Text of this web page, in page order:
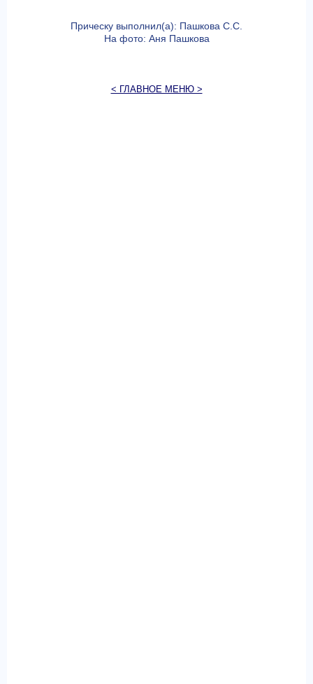
Прическу выполнил(а): Пашкова С.С.
На фото: Аня Пашкова
< ГЛАВНОЕ МЕНЮ >